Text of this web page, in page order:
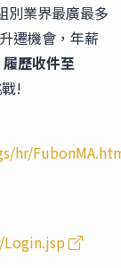
別業界最廣最多
遷機會，年薪
履歷收件至
!
hr/